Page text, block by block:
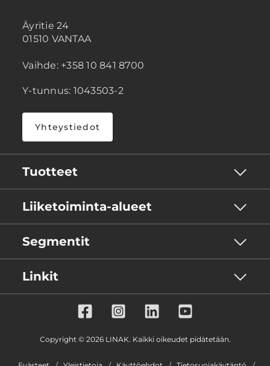
Äyritie 24
01510 VANTAA
Vaihde: +358 10 841 8700
Y-tunnus: 1043503-2
Yhteystiedot
Tuotteet
Liiketoiminta-alueet
Segmentit
Linkit
Copyright © 2026 LINAK. Kaikki oikeudet pidätetään.